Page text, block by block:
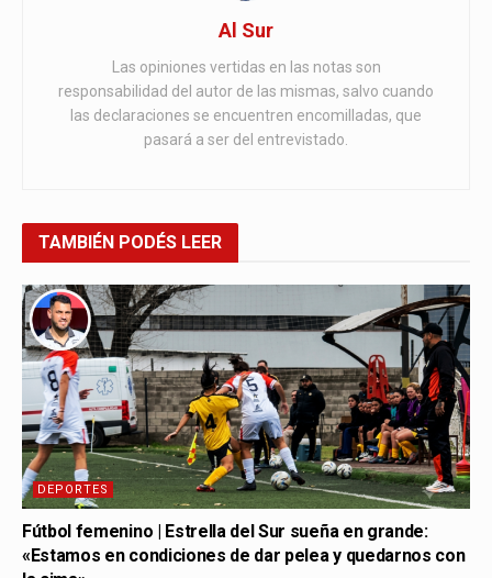
Al Sur
Las opiniones vertidas en las notas son
responsabilidad del autor de las mismas, salvo cuando
las declaraciones se encuentren encomilladas, que
pasará a ser del entrevistado.
TAMBIÉN PODÉS LEER
DEPORTES
Fútbol femenino | Estrella del Sur sueña en grande:
«Estamos en condiciones de dar pelea y quedarnos con